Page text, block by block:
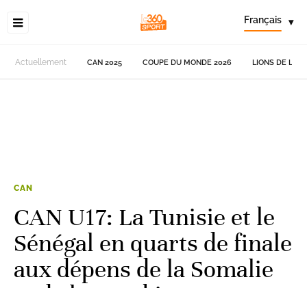
Français ▾
Actuellement CAN 2025 COUPE DU MONDE 2026 LIONS DE
CAN
CAN U17: La Tunisie et le
Sénégal en quarts de finale
aux dépens de la Somalie